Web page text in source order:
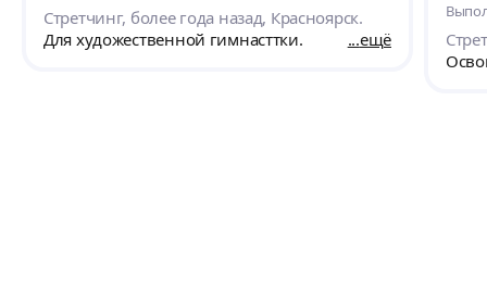
Стретчинг, более года назад, Красноярск.
Для художественной гимнасттки.
ещё